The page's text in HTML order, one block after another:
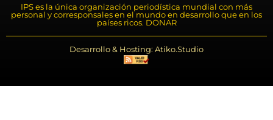
IPS es la única organización periodística mundial con más
personal y corresponsales en el mundo en desarrollo que en los
países ricos. DONAR
Desarrollo & Hosting: Atiko.Studio